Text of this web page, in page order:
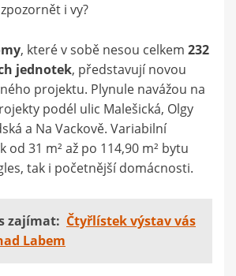
i vy?
, které v sobě nesou celkem 232
jednotek, představují novou
projektu. Plynule navážou na
podél ulic Malešická, Olgy
a Na Vackově. Variabilní
od 31 m² až po 114,90 m² bytu
tak i početnější domácnosti.
zajímat: Čtyřlístek výstav vás
Labem